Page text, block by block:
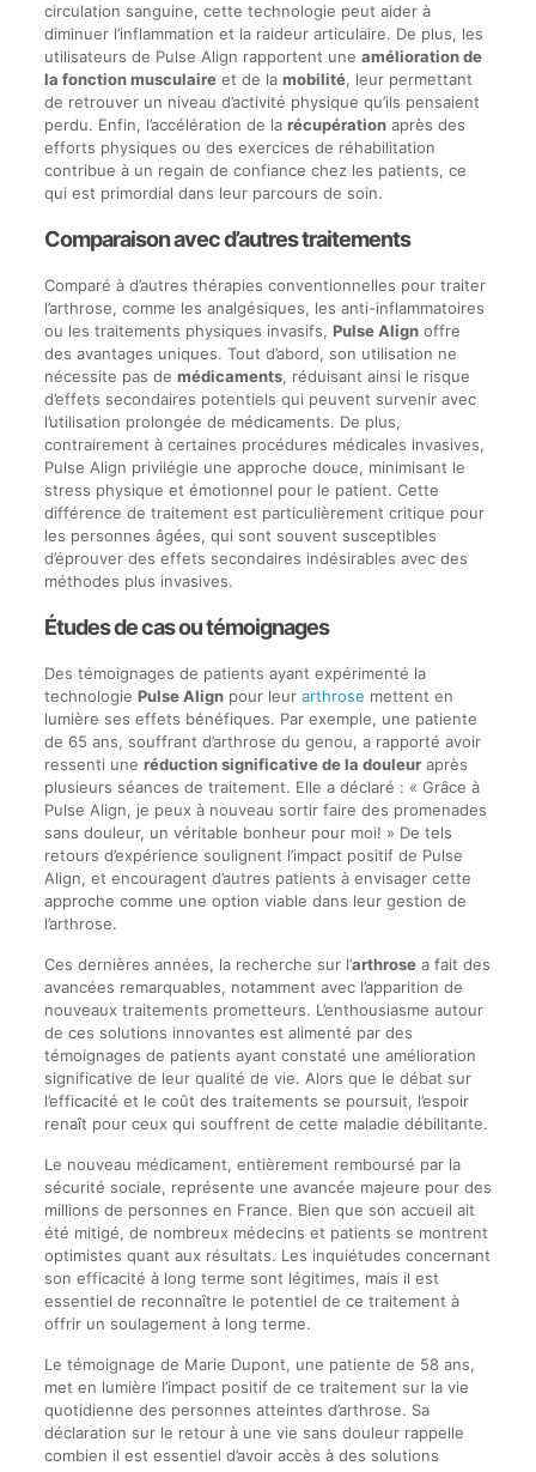
circulation sanguine, cette technologie peut aider à
diminuer l’inflammation et la raideur articulaire. De plus, les
utilisateurs de Pulse Align rapportent une amélioration de
la fonction musculaireet de la mobilité, leur permettant
de retrouver un niveau d’activité physique qu’ils pensaient
perdu. Enfin, l’accélération de la récupérationaprès des
efforts physiques ou des exercices de réhabilitation
contribue à un regain de confiance chez les patients, ce
qui est primordial dans leur parcours de soin.
Comparaison avec d’autres traitements
Comparé à d’autres thérapies conventionnelles pour traiter
l’arthrose, comme les analgésiques, les anti-inflammatoires
ou les traitements physiques invasifs, Pulse Alignoffre
des avantages uniques. Tout d’abord, son utilisation ne
nécessite pas de médicaments, réduisant ainsi le risque
d’effets secondaires potentiels qui peuvent survenir avec
l’utilisation prolongée de médicaments. De plus,
contrairement à certaines procédures médicales invasives,
Pulse Align privilégie une approche douce, minimisant le
stress physique et émotionnel pour le patient. Cette
différence de traitement est particulièrement critique pour
les personnes âgées, qui sont souvent susceptibles
d’éprouver des effets secondaires indésirables avec des
méthodes plus invasives.
Études de cas ou témoignages
Des témoignages de patients ayant expérimenté la
technologie Pulse Alignpour leur arthrose mettent en
lumière ses effets bénéfiques. Par exemple, une patiente
de 65 ans, souffrant d’arthrose du genou, a rapporté avoir
ressenti une réduction significative de la douleuraprès
plusieurs séances de traitement. Elle a déclaré : « Grâce à
Pulse Align, je peux à nouveau sortir faire des promenades
sans douleur, un véritable bonheur pour moi! » De tels
retours d’expérience soulignent l’impact positif de Pulse
Align, et encouragent d’autres patients à envisager cette
approche comme une option viable dans leur gestion de
l’arthrose.
Ces dernières années, la recherche sur l’arthrosea fait des
avancées remarquables, notamment avec l’apparition de
nouveaux traitements prometteurs. L’enthousiasme autour
de ces solutions innovantes est alimenté par des
témoignages de patients ayant constaté une amélioration
significative de leur qualité de vie. Alors que le débat sur
l’efficacité et le coût des traitements se poursuit, l’espoir
renaît pour ceux qui souffrent de cette maladie débilitante.
Le nouveau médicament, entièrement remboursé par la
sécurité sociale, représente une avancée majeure pour des
millions de personnes en France. Bien que son accueil ait
été mitigé, de nombreux médecins et patients se montrent
optimistes quant aux résultats. Les inquiétudes concernant
son efficacité à long terme sont légitimes, mais il est
essentiel de reconnaître le potentiel de ce traitement à
offrir un soulagement à long terme.
Le témoignage de Marie Dupont, une patiente de 58 ans,
met en lumière l’impact positif de ce traitement sur la vie
quotidienne des personnes atteintes d’arthrose. Sa
déclaration sur le retour à une vie sans douleur rappelle
combien il est essentiel d’avoir accès à des solutions